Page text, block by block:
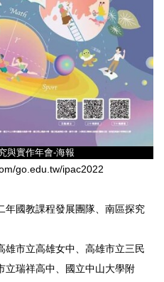
與實作年會-海報
go.edu.tw/ipac2022
年國教課程發展團隊、南區探究
雄市立高雄女中、高雄市立三民
立瑞祥高中、國立中山大學附